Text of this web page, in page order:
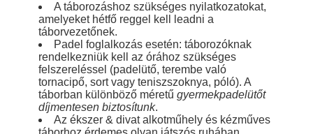
A táborozáshoz szükséges nyilatkozatokat,
amelyeket hétfő reggel kell leadni a
táborvezetőnek.
Padel foglalkozás esetén: táborozóknak
rendelkezniük kell az órához szükséges
felszereléssel (padelütő, terembe való
tornacipő, sort vagy teniszszoknya, póló). A
táborban különböző méretű gyermekpadelütőt
díjmentesen biztosítunk.
Az ékszer & divat alkotműhely és kézműves